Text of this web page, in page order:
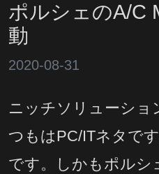
ポルシェのA/C
動
2020-08-31
ニッチソリューショ
つもはPC/ITネタで
です。しかもポルシ